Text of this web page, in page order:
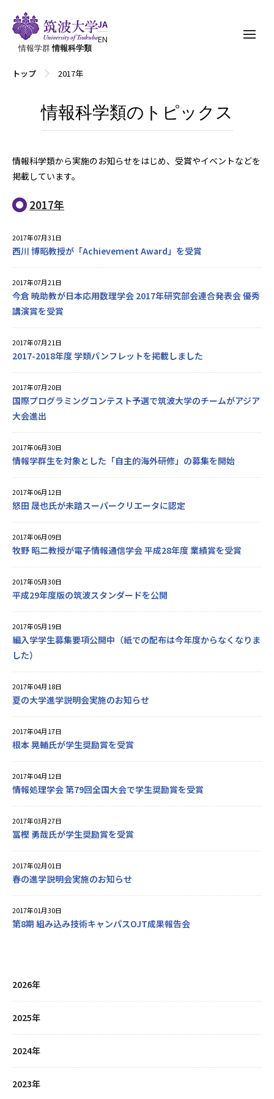
情報学群情報科学類
JA
EN
トップ 2017年
情報科学類のトピックス
2026年
2025年
2024年
2023年
情報科学類から実施のお知らせをはじめ、受賞やイベントなどを
掲載しています。
2017年
2017年07月31日
西川 博昭教授が「Achievement Award」を受賞
2017年07月21日
今倉 暁助教が日本応用数理学会 2017年研究部会連合発表会 優秀
講演賞を受賞
2017年07月21日
2017-2018年度 学類パンフレットを掲載しました
2017年07月20日
国際プログラミングコンテスト予選で筑波大学のチームがアジア
大会進出
2017年06月30日
情報学群生を対象とした「自主的海外研修」の募集を開始
2017年06月12日
怒田 晟也氏が未踏スーパークリエータに認定
2017年06月09日
牧野 昭二教授が電子情報通信学会 平成28年度 業績賞を受賞
2017年05月30日
平成29年度版の筑波スタンダードを公開
2017年05月19日
編入学学生募集要項公開中（紙での配布は今年度からなくなりま
した）
2017年04月18日
夏の大学進学説明会実施のお知らせ
2017年04月17日
根本 晃輔氏が学生奨励賞を受賞
2017年04月12日
情報処理学会 第79回全国大会で学生奨励賞を受賞
2017年03月27日
冨樫 勇哉氏が学生奨励賞を受賞
2017年02月01日
春の進学説明会実施のお知らせ
2017年01月30日
第8期 組み込み技術キャンパスOJT成果報告会